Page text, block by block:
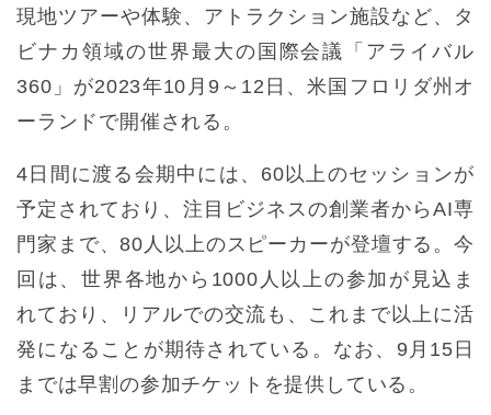
現地ツアーや体験、アトラクション施設など、タ
ビナカ領域の世界最大の国際会議「アライバル
360」が2023年10月9～12日、米国フロリダ州オ
ーランドで開催される。
4日間に渡る会期中には、60以上のセッションが
予定されており、注目ビジネスの創業者からAI専
門家まで、80人以上のスピーカーが登壇する。今
回は、世界各地から1000人以上の参加が見込ま
れており、リアルでの交流も、これまで以上に活
発になることが期待されている。なお、9月15日
までは早割の参加チケットを提供している。